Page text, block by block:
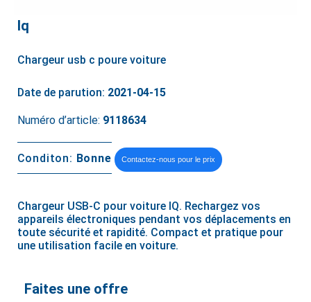
Iq
Chargeur usb c poure voiture
Date de parution: 2021-04-15
Numéro d’article: 9118634
Conditon: Bonne Contactez-nous pour le prix
Chargeur USB-C pour voiture IQ. Rechargez vos
appareils électroniques pendant vos déplacements en
toute sécurité et rapidité. Compact et pratique pour
une utilisation facile en voiture.
Faites une offre